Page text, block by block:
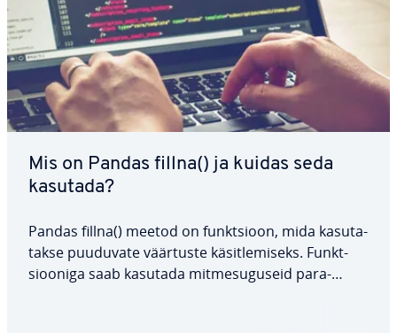
Mis on Pandas fillna() ja kuidas seda
kasutada?
Pandas fillna() meetod on funkt­sioon, mida ka­su­ta­
takse puuduvate väärtuste kä­sit­le­miseks. Funkt­
sioo­niga saab kasutada mit­me­su­gu­seid pa­ra­